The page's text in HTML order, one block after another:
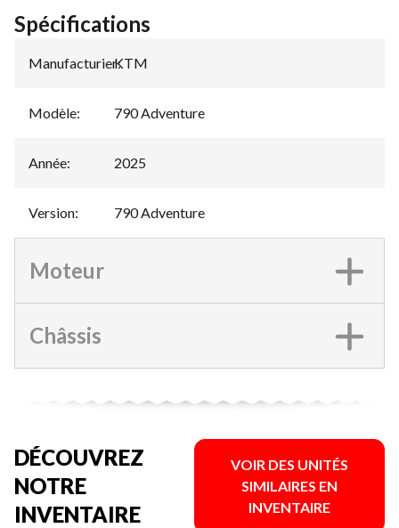
Spécifications
Manufacturier:
KTM
Modèle: 790 Adventure
Année: 2025
Version: 790 Adventure
Moteur
Châssis
DÉCOUVREZ
NOTRE
INVENTAIRE
VOIR DES UNITÉS
SIMILAIRES EN
INVENTAIRE